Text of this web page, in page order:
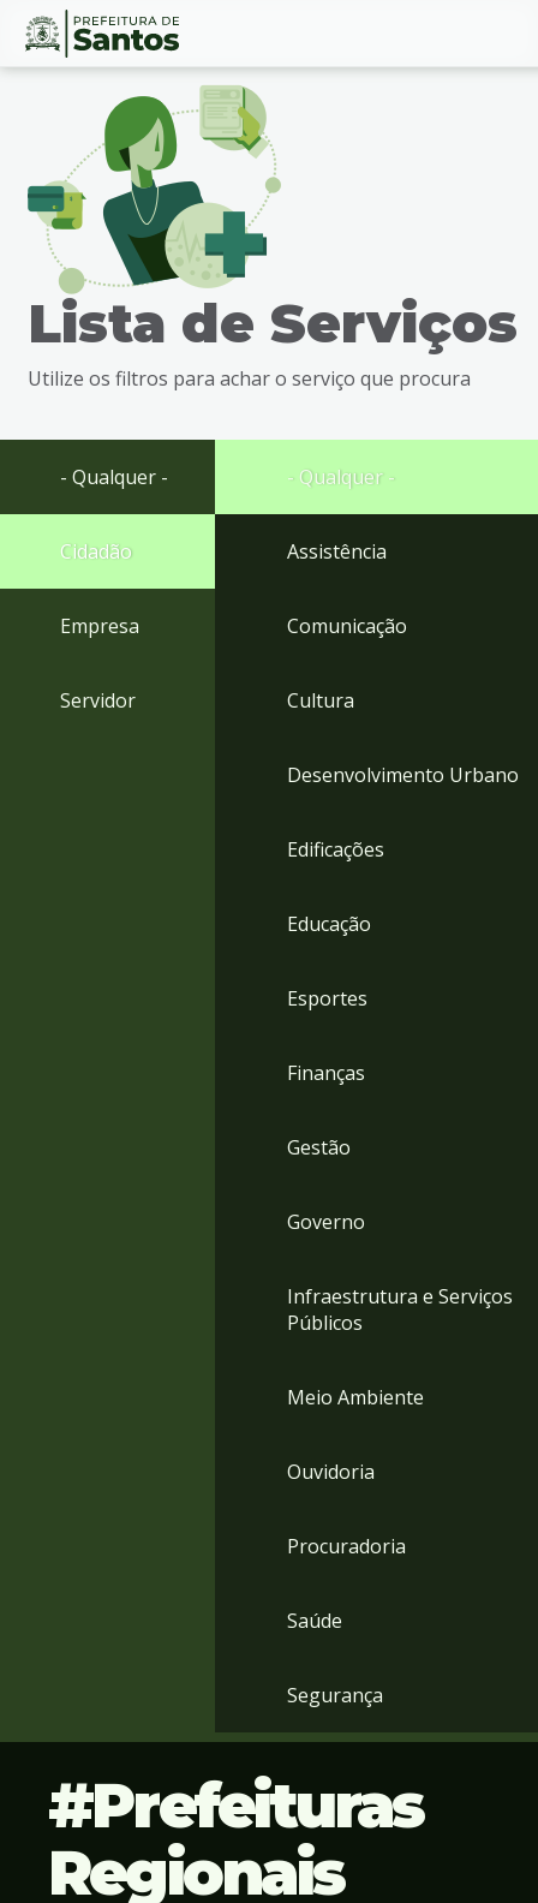
Ir
busca
Ir
rodapé
Conteúdo
Lista de Serviços
Utilize os filtros para achar o serviço que procura
- Qualquer -
Cidadão
Empresa
Servidor
- Qualquer -
Assistência
Comunicação
Cultura
Desenvolvimento Urbano
Edificações
Educação
Esportes
Finanças
Gestão
Governo
Infraestrutura e Serviços
Públicos
Meio Ambiente
Ouvidoria
Procuradoria
Saúde
Segurança
Prefeituras
Regionais